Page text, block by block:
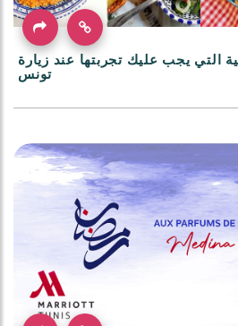
التي يجب عليك تجربتها عند زيارة
تونس